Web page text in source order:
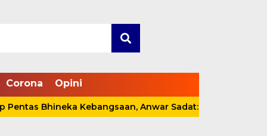
Corona Opini
Kebangsaan, Anwar Sadat: Persatuan Harus